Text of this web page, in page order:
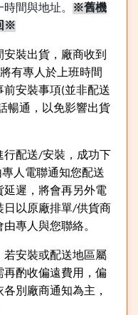
間與地址。
※舊機
※
裝出貨，廠商收到
將有專人於上班時間
前安裝事項(並非配送
暢通，以免影響出貨
行配送/安裝，成功下
專人電聯通知您配送
延遲，將會再另外電
日以原廠排單/供貨商
專人與您聯絡。
若安裝或配送地區屬
酌收偏遠費用，偏
別廠商通知為主，